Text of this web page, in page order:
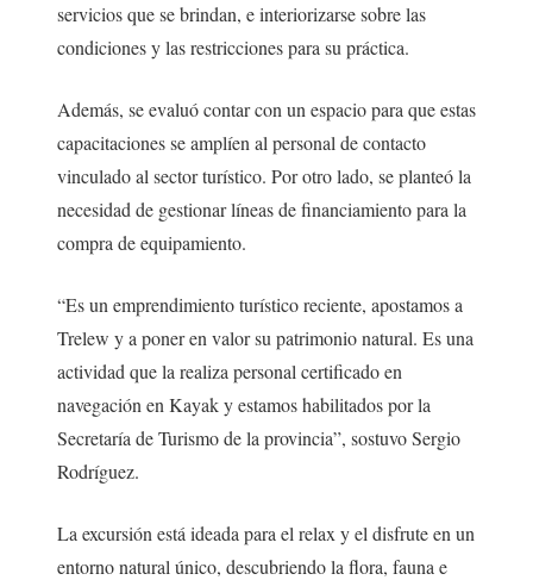
servicios que se brindan, e interiorizarse sobre las
condiciones y las restricciones para su práctica.
Además, se evaluó contar con un espacio para que estas
capacitaciones se amplíen al personal de contacto
vinculado al sector turístico. Por otro lado, se planteó la
necesidad de gestionar líneas de financiamiento para la
compra de equipamiento.
“Es un emprendimiento turístico reciente, apostamos a
Trelew y a poner en valor su patrimonio natural. Es una
actividad que la realiza personal certificado en
navegación en Kayak y estamos habilitados por la
Secretaría de Turismo de la provincia”, sostuvo Sergio
Rodríguez.
La excursión está ideada para el relax y el disfrute en un
entorno natural único, descubriendo la flora, fauna e